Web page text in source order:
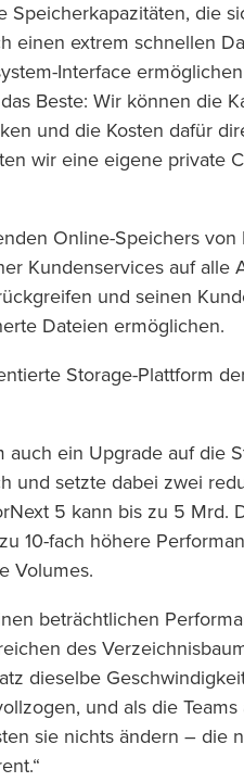
Speicherkapazitäten, die
einen extrem schnellen
Interface
Beste: Wir können die
und die Kosten dafür
wir eine eigene private
Online-Speichers von
Kundenservices auf alle
und seinen
Dateien ermöglichen.
Storage-Plattform
auch ein Upgrade auf die
und setzte dabei zwei
5 kann bis zu 5 Mrd.
10-fach höhere
Volumes.
beträchtlichen
des
dieselbe
und als die Teams
sie nichts ändern – die